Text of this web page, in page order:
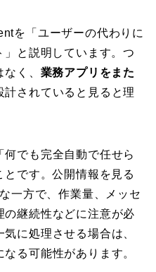
を「ユーザーの代わりに
と説明しています。つ
く、 業務アプリをまた
計されていると見ると理
でも完全自動で任せら
です。公開情報を見る
一方で、作業量、メッセ
の継続性などに注意が必
に処理させる場合は、
る可能性があります。